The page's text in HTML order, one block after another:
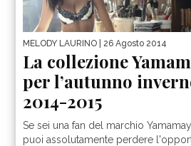
MELODY LAURINO | 26 Agosto 2014
La collezione
per l’autunno
2014-2015
Se sei una fan del marchio
puoi assolutamente perdere